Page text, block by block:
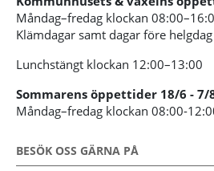
Måndag–fredag klockan
Klämdagar samt dagar före
Lunchstängt klockan 12:00–13:00
Sommarens öppettider 18/6 - 7/
Måndag–fredag klockan 08:00-
BESÖK OSS GÄRNA PÅ